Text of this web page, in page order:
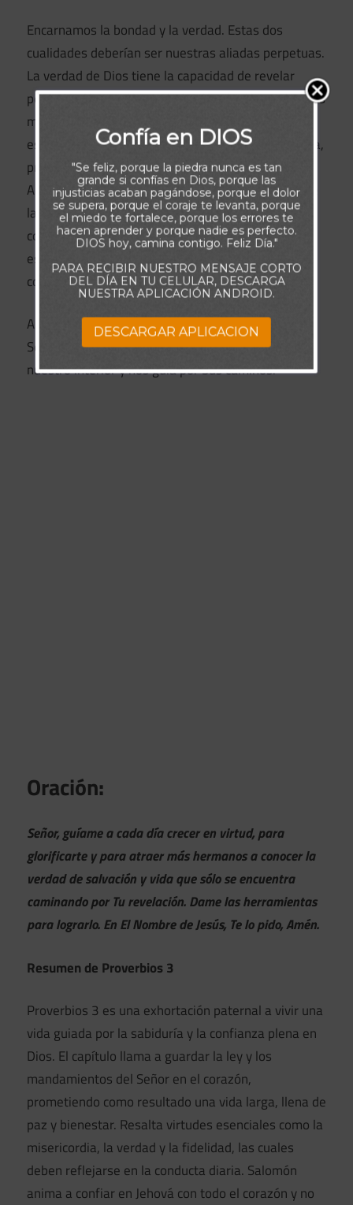
Encarnamos la bondad y la verdad. Estas dos
cualidades deberían ser nuestras aliadas perpetuas.
La verdad de Dios tiene la capacidad de revelar
pensamientos y acciones injustos, tanto en nosotros
mismos como en los demás. Cuando se produce
esta revelación, la bondad actúa como salvaguardia,
preservando las relaciones de cualquier daño.
Además, puede evitar luchas y divisiones dentro de
la comunidad eclesial. Dios desea que nos
comuniquemos sinceramente unos con otros, pero
es crucial que lo hagamos con un espíritu de amor
compasivo.
A medida que continuamos nuestro camino con el
Señor, Él nutre el crecimiento de Sus virtudes en
nuestro interior y nos guía por Sus caminos.
Oración:
Señor, guíame a cada día crecer en virtud, para
glorificarte y para atraer más hermanos a conocer la
verdad de salvación y vida que sólo se encuentra
caminando por Tu revelación. Dame las herramientas
para lograrlo. En El Nombre de Jesús, Te lo pido, Amén.
Resumen de Proverbios 3
Proverbios 3 es una exhortación paternal a vivir una
vida guiada por la sabiduría y la confianza plena en
Dios. El capítulo llama a guardar la ley y los
mandamientos del Señor en el corazón,
prometiendo como resultado una vida larga, llena de
paz y bienestar. Resalta virtudes esenciales como la
misericordia, la verdad y la fidelidad, las cuales
deben reflejarse en la conducta diaria. Salomón
anima a confiar en Jehová con todo el corazón y no
Confía en DIOS
"Se feliz, porque la piedra nunca es tan
grande si confías en Dios, porque las
injusticias acaban pagándose, porque el dolor
se supera, porque el coraje te levanta, porque
el miedo te fortalece, porque los errores te
hacen aprender y porque nadie es perfecto.
DIOS hoy, camina contigo. Feliz Día."
PARA RECIBIR NUESTRO MENSAJE CORTO
DEL DÍA EN TU CELULAR, DESCARGA
NUESTRA APLICACIÓN ANDROID.
DESCARGAR APLICACION